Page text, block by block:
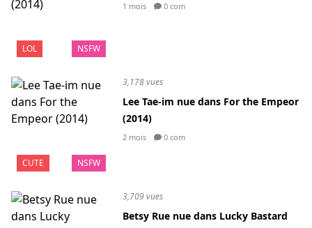
LOL NSFW
1 mois 0 com
CUTE NSFW
3,178 vues
Lee Tae-im nue dans For the Empeor
(2014)
2 mois 0 com
3,709 vues
Betsy Rue nue dans Lucky Bastard